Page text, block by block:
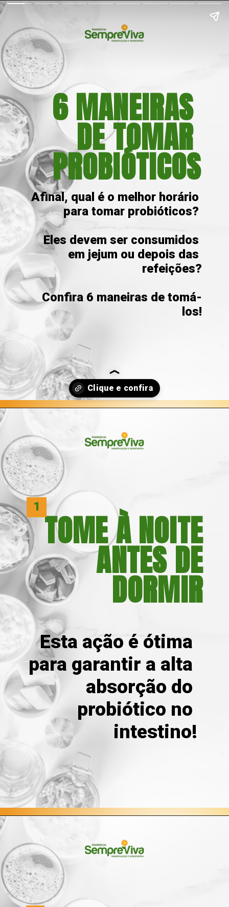
6 MANEIRAS
DE TOMAR
PROBIÓTICOS
Afinal, qual é o melhor horário
para tomar probióticos?
Eles devem ser consumidos
em jejum ou depois das
refeições?
Confira 6 maneiras de tomá-
los!
TOME À NOITE
ANTES DE
DORMIR
Esta ação é ótima
para garantir a alta
absorção do
probiótico no
intestino!
1